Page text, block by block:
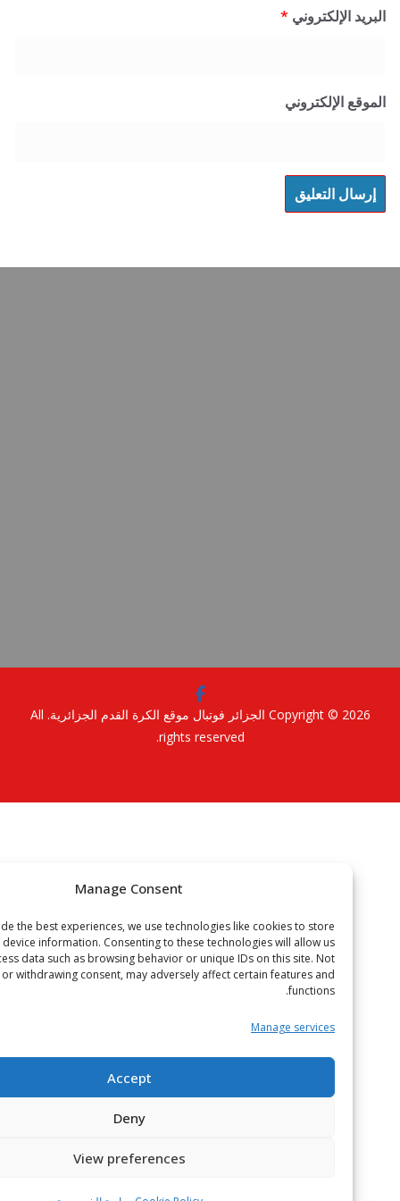
Manage Consent
To provide the best experiences, we use technologies like cookies to store
access device information. Consenting to these technologies will allow us
to process data such as browsing behavior or unique IDs on this site. Not
or withdrawing consent, may adversely affect certain features and
Manage services
View preferences
الإلكتروني*
الإلكتروني
Copyright © الجزائر فوتبال موقع الكرة القدم الجزائرية
. All
rights reserved.